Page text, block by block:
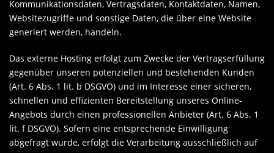
Kommunikationsdaten, Vertragsdaten, Kontaktdaten, Namen,
Websitezugriffe und sonstige Daten, die über eine Website
generiert werden, handeln.
Das externe Hosting erfolgt zum Zwecke der Vertragserfüllung
gegenüber unseren potenziellen und bestehenden Kunden
(Art. 6 Abs. 1 lit. b DSGVO) und im Interesse einer sicheren,
schnellen und effizienten Bereitstellung unseres Online-
Angebots durch einen professionellen Anbieter (Art. 6 Abs. 1
lit. f DSGVO). Sofern eine entsprechende Einwilligung
abgefragt wurde, erfolgt die Verarbeitung ausschließlich auf